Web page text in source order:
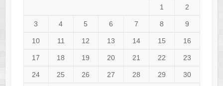
1 2
3 4 5 6 7 8 9
10 11 12 13 14 15 16
17 18 19 20 21 22 23
24 25 26 27 28 29 30